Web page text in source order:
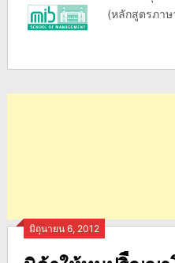
(หลักสูตรภา
มิถุนายน 6, 2012